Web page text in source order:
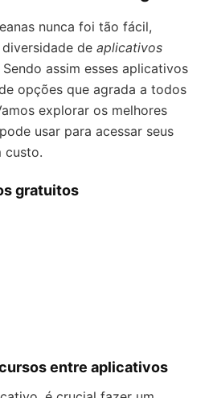
nunca foi tão fácil,
de aplicativos
assim esses aplicativos
opções que agrada a todos
explorar os melhores
usar para acessar seus
custo.
gratuitos
entre aplicativos